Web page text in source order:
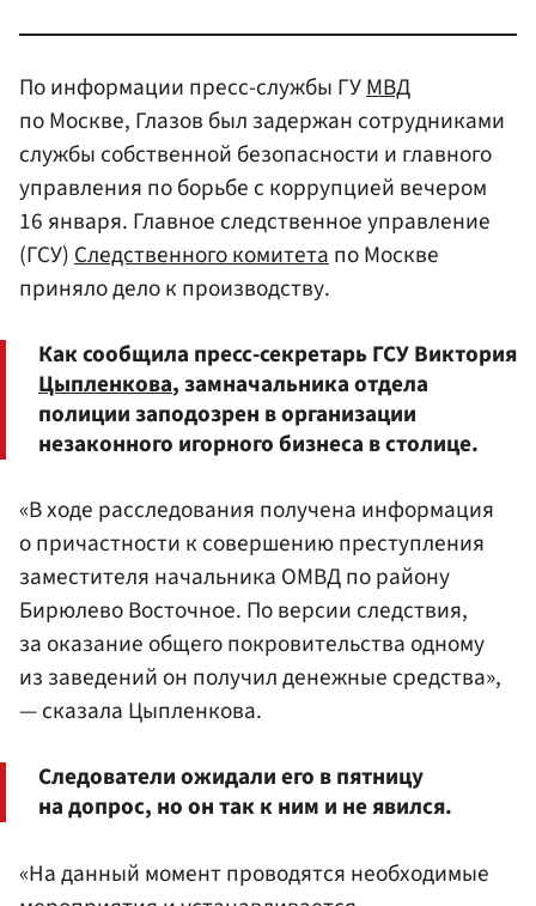
По информации пресс-службы ГУМВД
по Москве, Глазов был задержан сотрудниками
службы собственной безопасности и главного
управления по борьбе с коррупцией вечером
16 января. Главное следственное управление
(ГСУ)Следственного комитетапо Москве
приняло дело к производству.
Как сообщила пресс-секретарь ГСУ Виктория
Цыпленкова, замначальника отдела
полиции заподозрен в организации
незаконного игорного бизнеса в столице.
«В ходе расследования получена информация
о причастности к совершению преступления
заместителя начальника ОМВД по району
Бирюлево Восточное. По версии следствия,
за оказание общего покровительства одному
из заведений он получил денежные средства»,
— сказала Цыпленкова.
Следователи ожидали его в пятницу
на допрос, но он так к ним и не явился.
«На данный момент проводятся необходимые